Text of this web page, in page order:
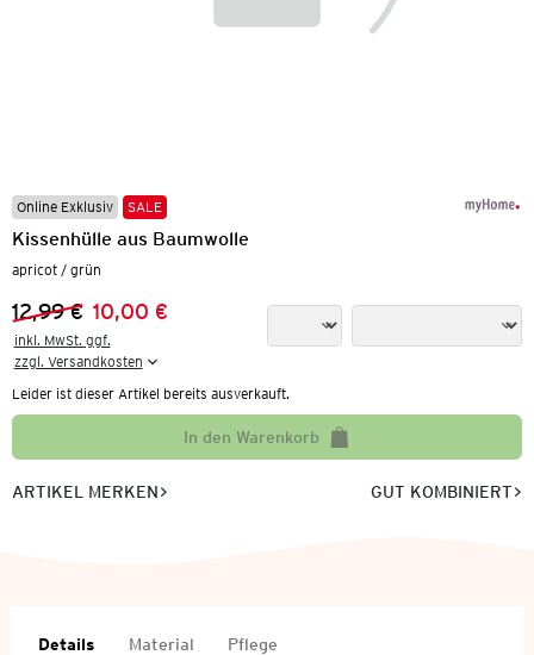
Online Exklusiv SALE
Kissenhülle aus Baumwolle
apricot / grün
Vorheriger Preis:
12,99 €
Neuer Preis:
10,00 €
inkl. MwSt. ggf.
zzgl. Versandkosten
Leider ist dieser Artikel bereits ausverkauft.
In den Warenkorb
ARTIKEL MERKEN GUT KOMBINIERT
Details Material Pflege